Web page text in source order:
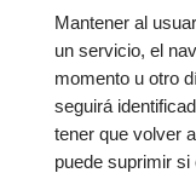
Mantener al
un servicio, el
momento u otro
seguirá
tener que volver
puede suprimir si